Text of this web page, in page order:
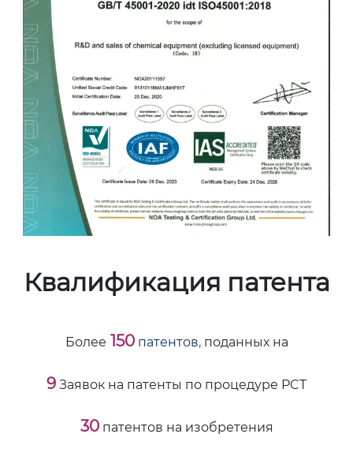
Квалификация патента
Более 150 патентов,поданных на
9 Заявок на патенты по процедуре PCT
30патентов на изобретения